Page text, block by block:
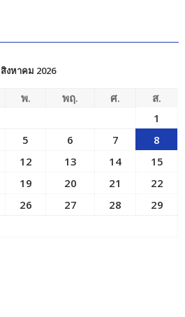
สิงหาคม 2026
พ. พฤ. ศ.
ส.
1
5 6 7
8
12 13 14
15
19 20 21
22
26 27 28
29